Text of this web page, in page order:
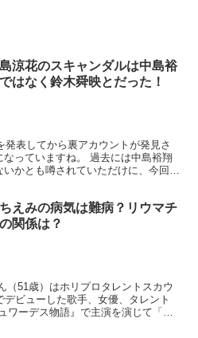
涼花のスキャンダルは中島裕
はなく鈴木舜映とだった！
表してから裏アカウントが発見さ
っていますね。 過去には中島裕翔
かとも噂されていただけに、今回発
えみの病気は難病？リウマチ
関係は？
（51歳）はホリプロタレントスカウ
デビューした歌手、女優、タレント
ワーデス物語』で主演を演じて「私